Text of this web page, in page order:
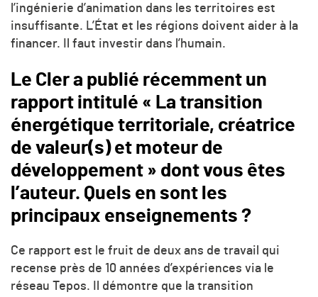
l’ingénierie d’animation dans les territoires est
insuffisante. L’État et les régions doivent aider à la
financer. Il faut investir dans l’humain.
Le Cler a publié récemment un
rapport intitulé « La transition
énergétique territoriale, créatrice
de valeur(s) et moteur de
développement » dont vous êtes
l’auteur. Quels en sont les
principaux enseignements ?
Ce rapport est le fruit de deux ans de travail qui
recense près de 10 années d’expériences via le
réseau Tepos. Il démontre que la transition